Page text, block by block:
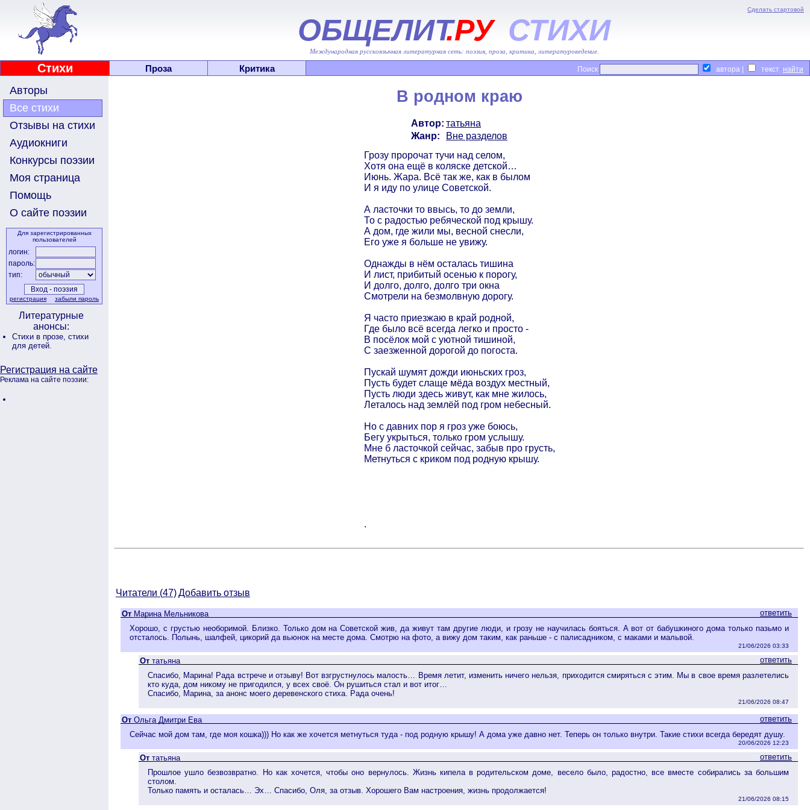
Сделать стартовой
ОБЩЕЛИТ.РУ СТИХИ
Международная русскоязычная литературная сеть: поэзия, проза, критика, литературоведение.
Стихи Проза Критика Поиск автора | текст
Авторы
Все стихи
Отзывы на стихи
Аудиокниги
Конкурсы поэзии
Моя страница
Помощь
О сайте поэзии
Для зарегистрированных
пользователей
логин:
пароль:
тип:
регистрация забыли пароль
Литературные
анонсы:
Стихи в прозе, стихи
для детей.
Регистрация на сайте
Реклама на сайте поэзии:
В родном краю
Автор: татьяна
Жанр:
Вне разделов
Грозу пророчат тучи над селом,
Хотя она ещё в коляске детской…
Июнь. Жара. Всё так же, как в былом
И я иду по улице Советской.
А ласточки то ввысь, то до земли,
То с радостью ребяческой под крышу.
А дом, где жили мы, весной снесли,
Его уже я больше не увижу.
Однажды в нём осталась тишина
И лист, прибитый осенью к порогу,
И долго, долго, долго три окна
Смотрели на безмолвную дорогу.
Я часто приезжаю в край родной,
Где было всё всегда легко и просто -
В посёлок мой с уютной тишиной,
С заезженной дорогой до погоста.
Пускай шумят дожди июньских гроз,
Пусть будет слаще мёда воздух местный,
Пусть люди здесь живут, как мне жилось,
Леталось над землёй под гром небесный.
Но с давних пор я гроз уже боюсь,
Бегу укрыться, только гром услышу.
Мне б ласточкой сейчас, забыв про грусть,
Метнуться с криком под родную крышу.
.
Читатели (47)Добавить отзыв
От Марина Мельникова
ответить
Хорошо, с грустью необоримой. Близко. Только дом на Советской жив, да живут там другие люди, и грозу не научилась бояться. А вот от бабушкиного дома только пазьмо и
отсталось. Полынь, шалфей, цикорий да вьюнок на месте дома. Смотрю на фото, а вижу дом таким, как раньше - с палисадником, с маками и мальвой.
21/06/2026 03:33
От татьяна
ответить
Спасибо, Марина! Рада встрече и отзыву! Вот взгрустнулось малость… Время летит, изменить ничего нельзя, приходится смиряться с этим. Мы в свое время разлетелись
кто куда, дом никому не пригодился, у всех своё. Он рушиться стал и вот итог…
Спасибо, Марина, за анонс моего деревенского стиха. Рада очень!
21/06/2026 08:47
От Ольга Дмитри Ева
ответить
Сейчас мой дом там, где моя кошка))) Но как же хочется метнуться туда - под родную крышу! А дома уже давно нет. Теперь он только внутри. Такие стихи всегда бередят душу.
20/06/2026 12:23
От татьяна
ответить
Прошлое ушло безвозвратно. Но как хочется, чтобы оно вернулось. Жизнь кипела в родительском доме, весело было, радостно, все вместе собирались за большим
столом.
Только память и осталась… Эх… Спасибо, Оля, за отзыв. Хорошего Вам настроения, жизнь продолжается!
21/06/2026 08:15